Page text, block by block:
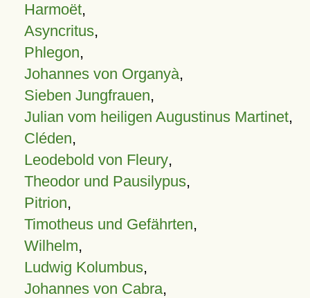
Harmoët,
Asyncritus,
Phlegon,
Johannes von Organyà,
Sieben Jungfrauen,
Julian vom heiligen Augustinus Martinet,
Cléden,
Leodebold von Fleury,
Theodor und Pausilypus,
Pitrion,
Timotheus und Gefährten,
Wilhelm,
Ludwig Kolumbus,
Johannes von Cabra,